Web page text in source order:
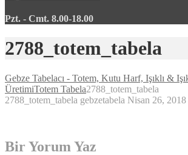
Pzt. - Cmt. 8.00-18.00
2788_totem_tabela
Gebze Tabelacı - Totem, Kutu Harf, Işıklı &
ÜretimiTotem Tabela2788_totem_tabela
2788_totem_tabela gebzetabela Nisan 26, 2018
Bir Yorum Yaz